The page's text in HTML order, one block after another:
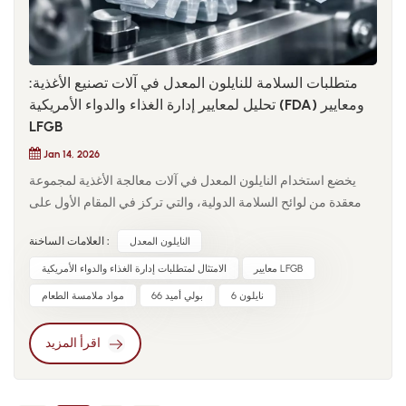
الموثوقية العالية، يصبح هامش الأمان لمادة PA66 أضيق. لا تكمن
ميزة PPA في قيم الأداء القصوى، بل في استقرارها طوال فترة
الخدمة بأكملها.
متطلبات السلامة للنايلون المعدل في آلات تصنيع الأغذية:
تحليل لمعايير إدارة الغذاء والدواء الأمريكية (FDA) ومعايير
LFGB
Jan 14, 2026
يخضع استخدام النايلون المعدل في آلات معالجة الأغذية لمجموعة
معقدة من لوائح السلامة الدولية، والتي تركز في المقام الأول على
المعدلةيجب أن تضمن المواد المُدعّمة بالألياف الزجاجية أو المُثبّتات
عدم تسرب إضافاتها الوظيفية تحت تأثير الإجهاد الحراري أو
الميكانيكي. يضع إطار عمل إدارة الغذاء والدواء الأمريكية، وتحديدًا
مذيبات مُحدّدة، مع التركيز على نقاء المونومرات وسلامة المحفزات
المُستخدمة أثناء عملية البلمرة. بالنسبة لآلات تصنيع الأغذية عالية
العلامات الساخنة : النايلون المعدل
الامتثال لمتطلبات إدارة الغذاء والدواء الأمريكية معايير LFGB
مواد ملامسة الطعام بولي أميد 66 نايلون 6
اقرأ المزيد